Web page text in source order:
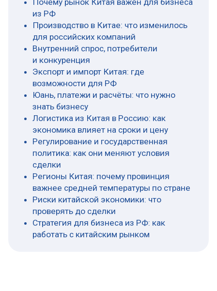
Как читать цифры без
профессионального
жаргона